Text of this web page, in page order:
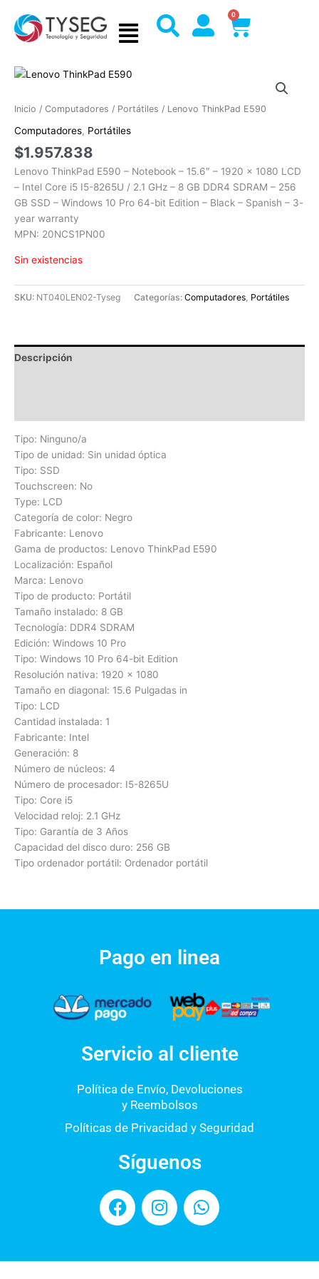
contenido
0
Cart
Inicio / Computadores / Portátiles / Lenovo ThinkPad E590
Computadores, Portátiles
$1.957.838
Lenovo ThinkPad E590 – Notebook – 15.6″ – 1920 x 1080 LCD
– Intel Core i5 I5-8265U / 2.1 GHz – 8 GB DDR4 SDRAM – 256
GB SSD – Windows 10 Pro 64-bit Edition – Black – Spanish – 3-
year warranty
MPN: 20NCS1PN00
Sin existencias
SKU: NT040LEN02-Tyseg Categorías: Computadores, Portátiles
Descripción
Tipo: Ninguno/a
Tipo de unidad: Sin unidad óptica
Tipo: SSD
Touchscreen: No
Type: LCD
Categoría de color: Negro
Fabricante: Lenovo
Gama de productos: Lenovo ThinkPad E590
Localización: Español
Marca: Lenovo
Tipo de producto: Portátil
Tamaño instalado: 8 GB
Tecnología: DDR4 SDRAM
Edición: Windows 10 Pro
Tipo: Windows 10 Pro 64-bit Edition
Resolución nativa: 1920 x 1080
Tamaño en diagonal: 15.6 Pulgadas in
Tipo: LCD
Cantidad instalada: 1
Fabricante: Intel
Generación: 8
Número de núcleos: 4
Número de procesador: I5-8265U
Tipo: Core i5
Velocidad reloj: 2.1 GHz
Tipo: Garantía de 3 Años
Capacidad del disco duro: 256 GB
Tipo ordenador portátil: Ordenador portátil
Pago en linea
Servicio al cliente
Política de Envío, Devoluciones
y Reembolsos
Políticas de Privacidad y Seguridad
Síguenos
F
a
I
n
W
h